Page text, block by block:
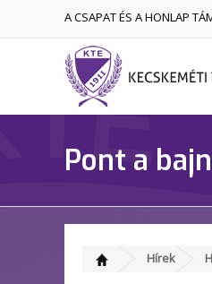
A CSAPAT ÉS A HONLAP
Pont a
Hírek